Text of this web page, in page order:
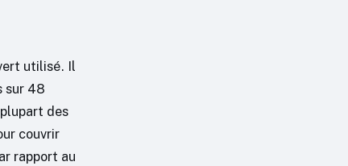
utilisé. Il
sur 48
des
couvrir
rapport au